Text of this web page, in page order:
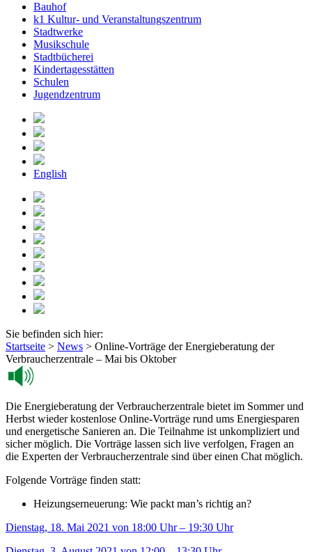
Bauhof
k1 Kultur- und Veranstaltungszentrum
Stadtwerke
Musikschule
Stadtbücherei
Kindertagesstätten
Schulen
Jugendzentrum
English
Sie befinden sich hier:
Startseite > News > Online-Vorträge der Energieberatung der
Verbraucherzentrale – Mai bis Oktober
Die Energieberatung der Verbraucherzentrale bietet im Sommer und
Herbst wieder kostenlose Online-Vorträge rund ums Energiesparen
und energetische Sanieren an. Die Teilnahme ist unkompliziert und
sicher möglich. Die Vorträge lassen sich live verfolgen, Fragen an
die Experten der Verbraucherzentrale sind über einen Chat möglich.
Folgende Vorträge finden statt:
Heizungserneuerung: Wie packt man’s richtig an?
Dienstag, 18. Mai 2021 von 18:00 Uhr – 19:30 Uhr